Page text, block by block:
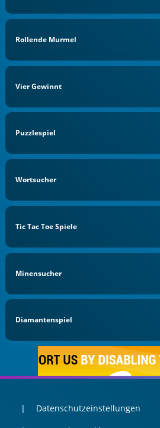
Rollende Murmel
Vier Gewinnt
Puzzlespiel
Wortsucher
Tic Tac Toe Spiele
Minensucher
Diamantenspiel
Datenschutzeinstellungen